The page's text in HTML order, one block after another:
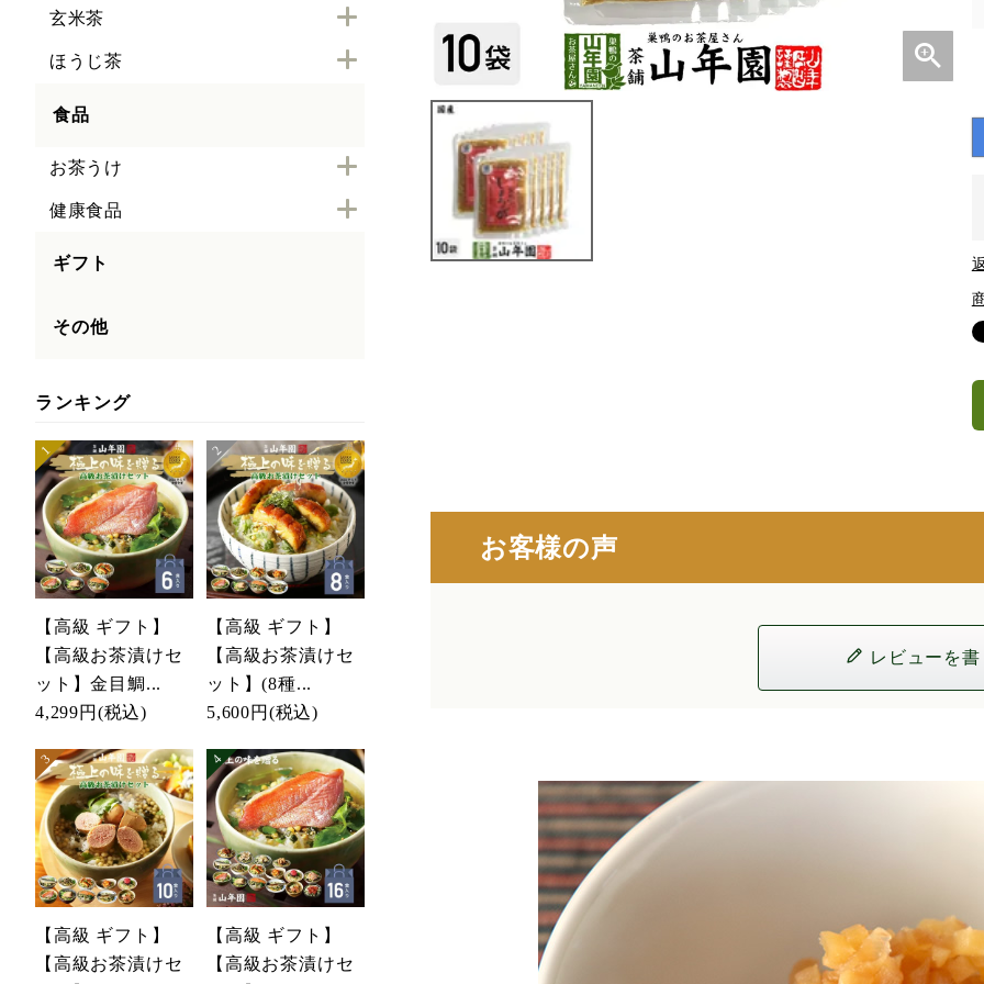
玄米茶
ほうじ茶
食品
お茶うけ
健康食品
ギフト
その他
ランキング
【高級 ギフト】
【高級お茶漬けセ
ット】金目鯛...
4,299円 (税込)
【高級 ギフト】
【高級お茶漬けセ
ット】(8種...
5,600円 (税込)
【高級 ギフト】
【高級お茶漬けセ
【高級 ギフト】
【高級お茶漬けセ
お客様の声
レビューを書